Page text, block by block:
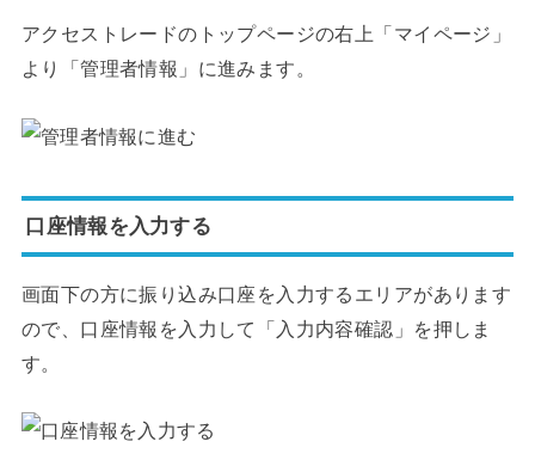
アクセストレードのトップページの右上「マイページ」
より「管理者情報」に進みます。
口座情報を入力する
画面下の方に振り込み口座を入力するエリアがあります
ので、口座情報を入力して「入力内容確認」を押しま
す。